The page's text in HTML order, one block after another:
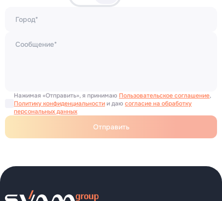
Нажимая «Отправить», я принимаю Пользовательское соглашение,
Политику конфиденциальностии даю согласие на обработку
персональных данных
Отправить